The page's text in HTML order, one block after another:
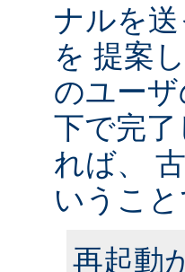
ナルを
を 提案
のユー
下で完
れば、
いうこと
再起動